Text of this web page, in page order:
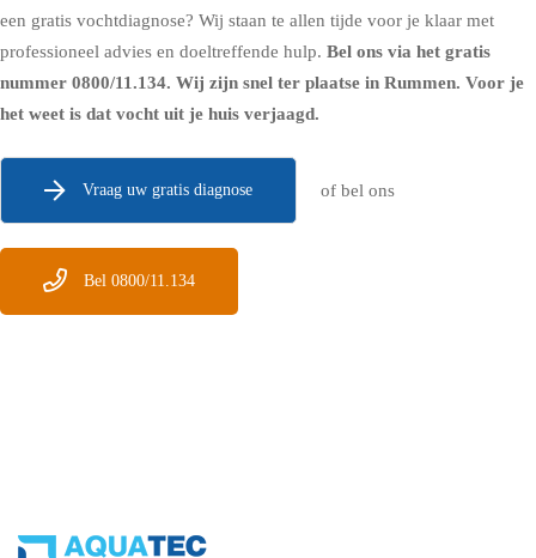
een gratis vochtdiagnose? Wij staan te allen tijde voor je klaar met
professioneel advies en doeltreffende hulp. Bel ons via het gratis
nummer 0800/11.134. Wij zijn snel ter plaatse in Rummen. Voor je
het weet is dat vocht uit je huis verjaagd.
Vraag uw gratis diagnose of bel ons
Bel 0800/11.134